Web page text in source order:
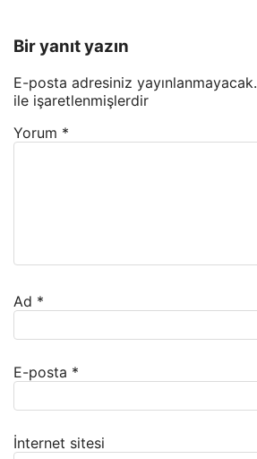
Bir yanıt yazın
E-posta adresiniz yayınlanmayacak.
ile işaretlenmişlerdir
Yorum *
Ad *
E-posta *
İnternet sitesi